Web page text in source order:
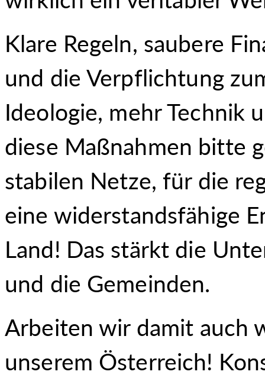
Klare Regeln, saubere
und die Verpflichtung
Ideologie, mehr Technik
diese Maßnahmen bitte
stabilen Netze, für die
eine widerstandsfähige
Land! Das stärkt die
und die Gemeinden.
Arbeiten wir damit auch
unserem Österreich!